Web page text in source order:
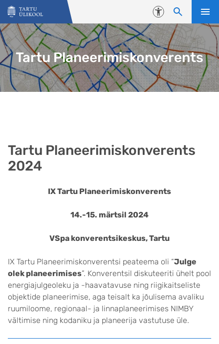
Liigu edasi põhisisu juurde
Juurdepääsetavus
Tartu Planeerimiskonverents
Tartu Planeerimiskonverents
2024
IX Tartu Planeerimiskonverents
14.-15. märtsil 2024
VSpa konverentsikeskus, Tartu
IX Tartu Planeerimiskonverentsi peateema oli “Julge
olek planeerimises”. Konverentsil diskuteeriti ühelt pool
energiajulgeoleku ja -haavatavuse ning riigikaitseliste
objektide planeerimise, aga teisalt ka jõulisema avaliku
ruumiloome, regionaal- ja linnaplaneerimises NIMBY
vältimise ning kodaniku ja planeerija vastutuse üle.